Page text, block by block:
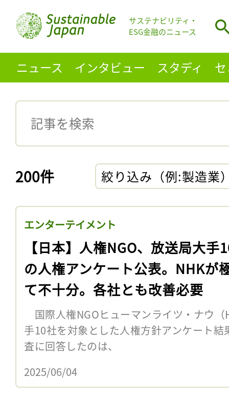
サステナビリティ・
ESG金融のニュース
ニュース インタビュー スタディ
200件 絞り込み（例:製造業
エンターテイメント
【日本】人権NGO、放送局大手
の人権アンケート公表。NHKが
て不十分。各社とも改善必要
国際人権NGOヒューマンライツ・ナウ
手10社を対象とした人権方針アンケート
査に回答したのは、
2025/06/04